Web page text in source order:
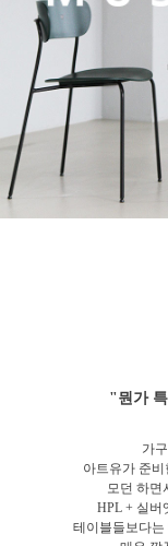
"뭔가
가
아트유가 준
모던 하면
HPL + 실버
테이블들보다